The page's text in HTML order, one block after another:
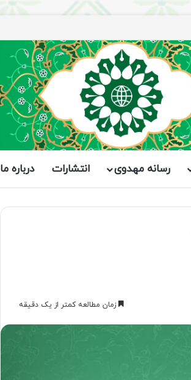
رسانه مهدوی انتشارات درباره ما
زمان مطالعه کمتر از یک دقیقه